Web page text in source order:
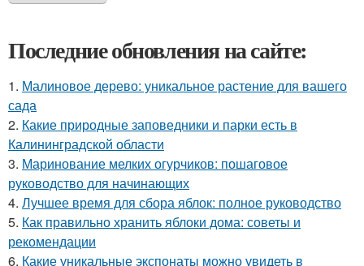
Последние обновления на сайте:
1. Малиновое дерево: уникальное растение для вашего
сада
2. Какие природные заповедники и парки есть в
Калининградской области
3. Маринование мелких огурчиков: пошаговое
руководство для начинающих
4. Лучшее время для сбора яблок: полное руководство
5. Как правильно хранить яблоки дома: советы и
рекомендации
6. Какие уникальные экспонаты можно увидеть в